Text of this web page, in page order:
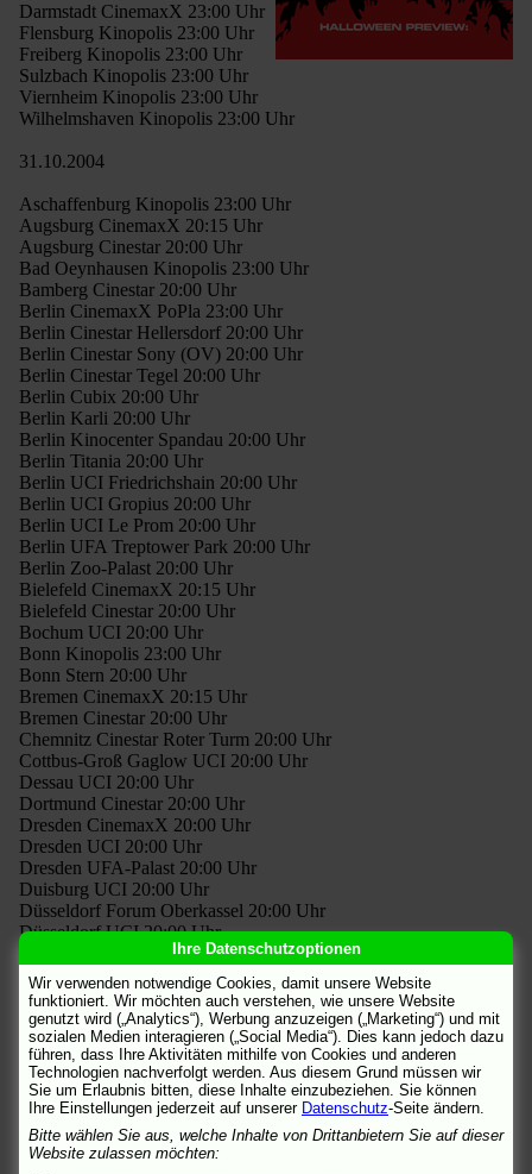
Darmstadt CinemaxX 23:00 Uhr
Flensburg Kinopolis 23:00 Uhr
Freiberg Kinopolis 23:00 Uhr
Sulzbach Kinopolis 23:00 Uhr
Viernheim Kinopolis 23:00 Uhr
Wilhelmshaven Kinopolis 23:00 Uhr
31.10.2004
Aschaffenburg Kinopolis 23:00 Uhr
Augsburg CinemaxX 20:15 Uhr
Augsburg Cinestar 20:00 Uhr
Bad Oeynhausen Kinopolis 23:00 Uhr
Bamberg Cinestar 20:00 Uhr
Berlin CinemaxX PoPla 23:00 Uhr
Berlin Cinestar Hellersdorf 20:00 Uhr
Berlin Cinestar Sony (OV) 20:00 Uhr
Berlin Cinestar Tegel 20:00 Uhr
Berlin Cubix 20:00 Uhr
Berlin Karli 20:00 Uhr
Berlin Kinocenter Spandau 20:00 Uhr
Berlin Titania 20:00 Uhr
Berlin UCI Friedrichshain 20:00 Uhr
Berlin UCI Gropius 20:00 Uhr
Berlin UCI Le Prom 20:00 Uhr
Berlin UFA Treptower Park 20:00 Uhr
Berlin Zoo-Palast 20:00 Uhr
Bielefeld CinemaxX 20:15 Uhr
Bielefeld Cinestar 20:00 Uhr
Bochum UCI 20:00 Uhr
Bonn Kinopolis 23:00 Uhr
Bonn Stern 20:00 Uhr
Bremen CinemaxX 20:15 Uhr
Bremen Cinestar 20:00 Uhr
Chemnitz Cinestar Roter Turm 20:00 Uhr
Cottbus-Groß Gaglow UCI 20:00 Uhr
Dessau UCI 20:00 Uhr
Dortmund Cinestar 20:00 Uhr
Dresden CinemaxX 20:00 Uhr
Dresden UCI 20:00 Uhr
Dresden UFA-Palast 20:00 Uhr
Duisburg UCI 20:00 Uhr
Düsseldorf Forum Oberkassel 20:00 Uhr
Düsseldorf UCI 20:00 Uhr
Düsseldorf UFA-Palast 23:00 Uhr
Emden Cinestar 20:00 Uhr
Erfurt Cinestar 20:00 Uhr
Erlangen Cinestar 20:00 Uhr
Essen CinemaxX 20:15 Uhr
Frankfurt/Main Cinestar Metropolis 20:00 Uhr
Frankfurt/Main Turm (OV) 20:00 Uhr
Frankfurt/Oder UFA-Palast 20:00 Uhr
Freiburg CinemaxX 20:00 Uhr
Fulda Cinestar 20:00 Uhr
Ihre Datenschutzoptionen
Wir verwenden notwendige Cookies, damit unsere Website
funktioniert. Wir möchten auch verstehen, wie unsere Website
genutzt wird („Analytics“), Werbung anzuzeigen („Marketing“) und mit
sozialen Medien interagieren („Social Media“). Dies kann jedoch dazu
führen, dass Ihre Aktivitäten mithilfe von Cookies und anderen
Technologien nachverfolgt werden. Aus diesem Grund müssen wir
Sie um Erlaubnis bitten, diese Inhalte einzubeziehen. Sie können
Ihre Einstellungen jederzeit auf unserer Datenschutz-Seite ändern.
Bitte wählen Sie aus, welche Inhalte von Drittanbietern Sie auf dieser
Website zulassen möchten: